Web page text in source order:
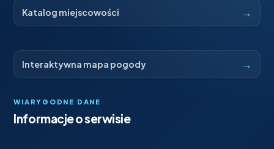
Katalog miejscowości →
Interaktywna mapa pogody →
WIARYGODNE DANE
Informacje o serwisie